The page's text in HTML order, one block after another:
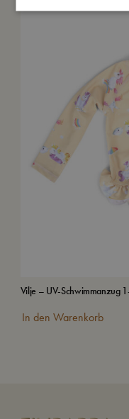
Vilje – UV-Schwimmanzug
In den Warenkorb